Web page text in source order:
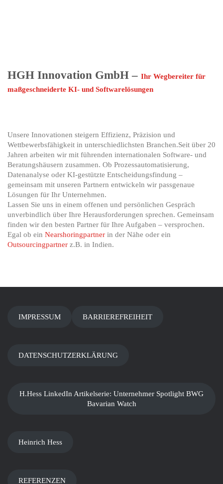
HGH Innovation GmbH – Ihr Wegbereiter für
maßgeschneiderte KI- und Softwarelösungen
Unsere Innovationen steigern Effizienz, Präzision und
Wettbewerbsfähigkeit in unterschiedlichsten Branchen.Seit über 20
Jahren arbeiten wir mit führenden internationalen Software- und
Beratungshäusern zusammen. Ob Prozessautomatisierung,
Datenanalyse oder KI-gestützte Entscheidungsfindung –
gemeinsam mit unseren Partnern entwickeln wir passgenaue
Lösungen für Ihr Unternehmen.
Lassen Sie uns in einem offenen und persönlichen Gespräch
unverbindlich über Ihre Herausforderungen sprechen. Gemeinsam
finden wir den besten Partner für Ihre Aufgaben – versprochen.
Egal ob ein Nearshoringpartner in der Nähe oder ein
Outsourcingpartner z.B. in Indien.
IMPRESSUM BARRIEREFREIHEIT
DATENSCHUTZERKLÄRUNG
H.Hess LinkedIn Artikelserie: Unternehmer Spotlight BWG
Bavarian Watch
Heinrich Hess
REFERENZEN